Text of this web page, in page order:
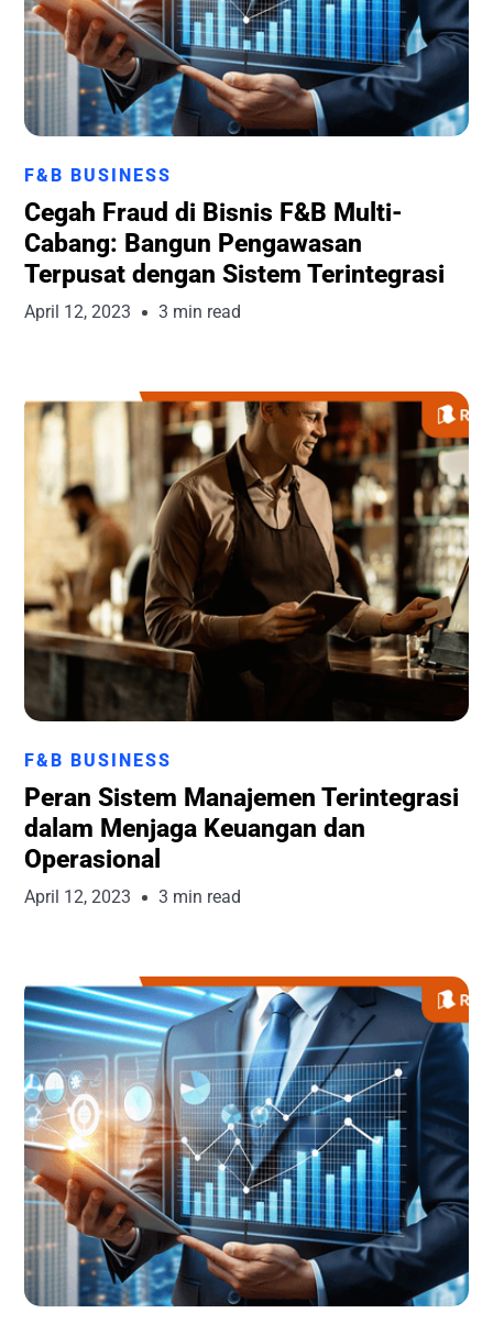
Runchise Team
F&B BUSINESS
Cegah Fraud di Bisnis F&B Multi-
Cabang: Bangun Pengawasan
Terpusat dengan Sistem Terintegrasi
April 12, 2023 3 min read
Runchise Team
F&B BUSINESS
Peran Sistem Manajemen Terintegrasi
dalam Menjaga Keuangan dan
Operasional
April 12, 2023 3 min read